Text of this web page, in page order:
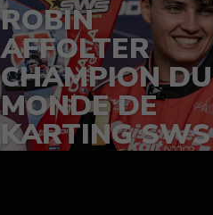
ROBIN
AFFOLTER
CHAMPION DU
MONDE DE
KARTING SWS